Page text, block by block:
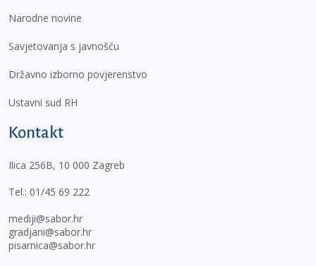
Narodne novine
Savjetovanja s javnošću
Državno izborno povjerenstvo
Ustavni sud RH
Kontakt
Ilica 256B, 10 000 Zagreb
Tel.: 01/45 69 222
mediji@sabor.hr
gradjani@sabor.hr
pisarnica@sabor.hr